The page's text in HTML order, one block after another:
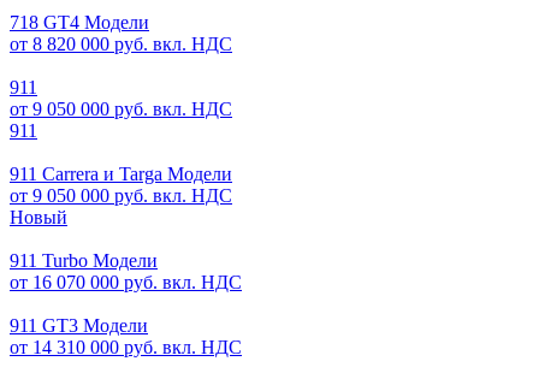
718 GT4 Модели
от 8 820 000 руб. вкл. НДС
911
от 9 050 000 руб. вкл. НДС
911
911 Carrera и Targa Модели
от 9 050 000 руб. вкл. НДС
Новый
911 Turbo Модели
от 16 070 000 руб. вкл. НДС
911 GT3 Модели
от 14 310 000 руб. вкл. НДС